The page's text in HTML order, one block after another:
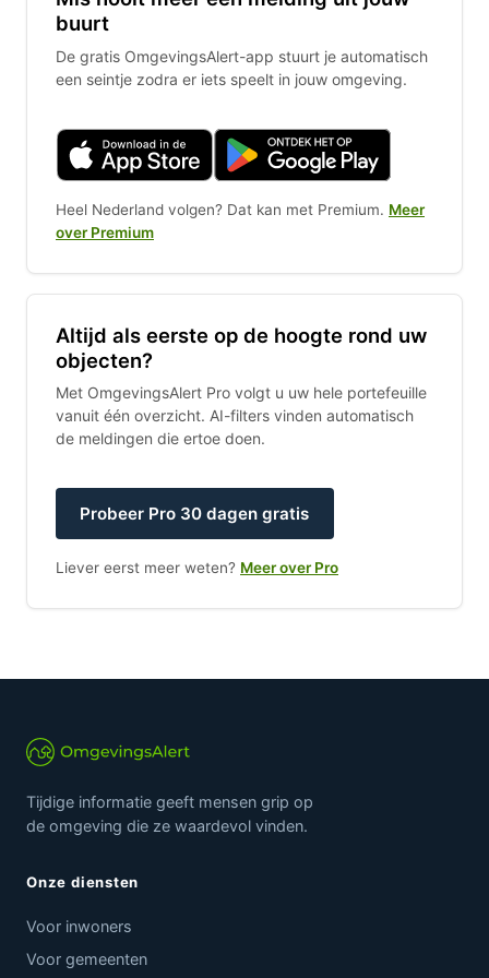
buurt
De gratis OmgevingsAlert-app stuurt je automatisch
een seintje zodra er iets speelt in jouw omgeving.
Heel Nederland volgen? Dat kan met Premium. Meer
over Premium
Altijd als eerste op de hoogte rond uw
objecten?
Met OmgevingsAlert Pro volgt u uw hele portefeuille
vanuit één overzicht. AI-filters vinden automatisch
de meldingen die ertoe doen.
Probeer Pro 30 dagen gratis
Liever eerst meer weten? Meer over Pro
Tijdige informatie geeft mensen grip op
de omgeving die ze waardevol vinden.
Onze diensten
Voor inwoners
Voor gemeenten